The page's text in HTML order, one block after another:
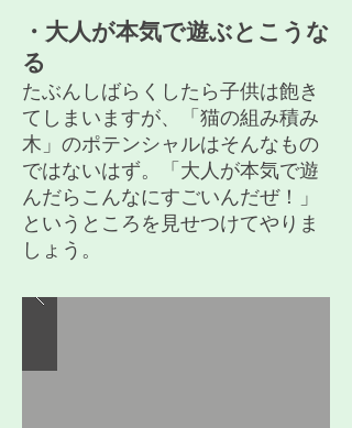
​・大人が本気で遊ぶとこうな
る
たぶんしばらくしたら子供は飽き
てしまいますが、「猫の組み積み
木」のポテンシャルはそんなもの
ではないはず。「大人が本気で遊
んだらこんなにすごいんだぜ！」
というところを見せつけてやりま
しょう。